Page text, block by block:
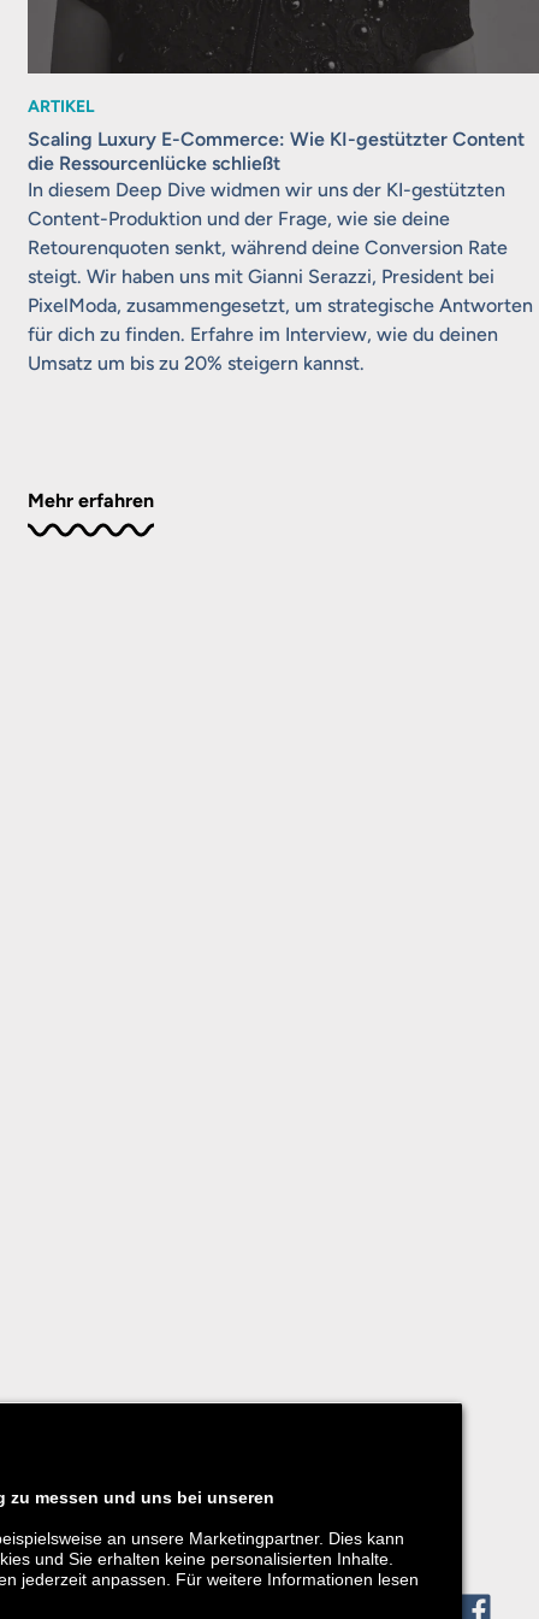
ARTIKEL
Scaling Luxury E-Commerce: Wie KI-gestützter Content
die Ressourcenlücke schließt
In diesem Deep Dive widmen wir uns der KI-gestützten
Content-Produktion und der Frage, wie sie deine
Retourenquoten senkt, während deine Conversion Rate
steigt. Wir haben uns mit Gianni Serazzi, President bei
PixelModa, zusammengesetzt, um strategische Antworten
für dich zu finden. Erfahre im Interview, wie du deinen
Umsatz um bis zu 20% steigern kannst.
Mehr erfahren